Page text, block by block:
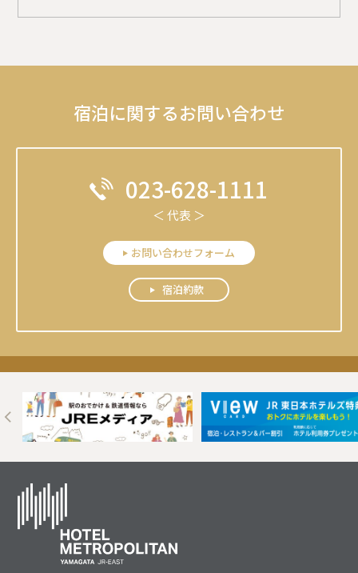
宿泊に関するお問い合わせ
023-628-1111
＜ 代表 ＞
お問い合わせフォーム
宿泊約款
Next